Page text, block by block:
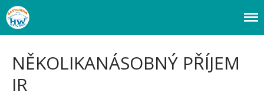
Úvod
Webový magazín o bastlení a tvoření. Naučte se základy programování a
elektroniky zábavnou formou! Arduino a microbit projekty, návody,
NĚKOLIKANÁSOBNÝ PŘÍJEM
IR